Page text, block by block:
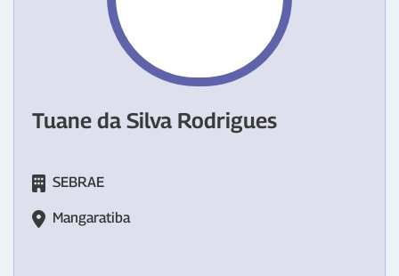
Tuane da Silva Rodrigues
SEBRAE
Mangaratiba